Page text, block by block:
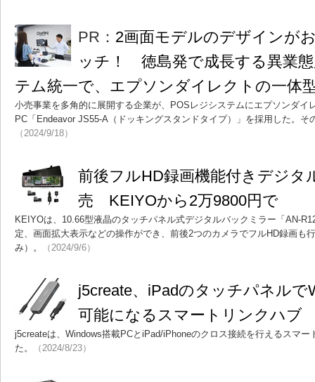
PR： 2画面モデルのデザインが
ッチ！ 徳島発で成長する異業
テム統一で、エプソンダイレクトの一体
小売事業を多角的に展開する企業が、POSレジシステムにエプソンダイ
PC「Endeavor JS55-A（ドッキングスタンドタイプ）」を採用した。そ
（2024/9/18）
前後フルHD録画機能付きデジタ
売 KEIYOから2万9800円で
KEIYOは、10.66型液晶のタッチパネル式デジタルバックミラー「AN-
定、画面拡大表示などの操作ができ、前後2つのカメラでフルHD録画も
み）。
（2024/9/6）
j5create、iPadのタッチパネルで
可能になるスマートリンクハブ
j5createは、Windows搭載PCとiPad/iPhoneのクロス接続を行えるスマー
た。
（2024/8/23）